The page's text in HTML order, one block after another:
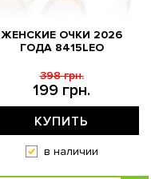
ЖЕНСКИЕ ОЧКИ 2026
ГОДА 8415LEO
199 грн.
398 грн.
КУПИТЬ
в наличии